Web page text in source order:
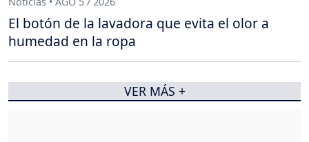
El botón de la lavadora que evita el olor a
humedad en la ropa
VER MÁS +